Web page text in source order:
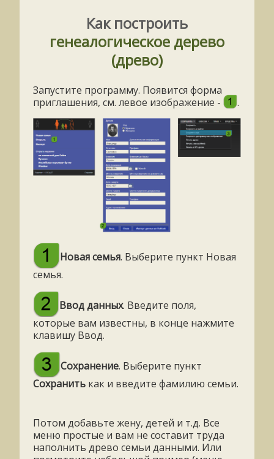
Как построить
генеалогическое дерево
(древо)
Запустите программу. Появится форма
приглашения, см. левое изображение -
.
Новая семья. Выберите пункт Новая
семья.
Ввод данных. Введите поля,
которые вам известны, в конце нажмите
клавишу Ввод.
Сохранение. Выберите пункт
Сохранить как и введите фамилию семьи.
Потом добавьте жену, детей и т.д. Все
меню простые и вам не составит труда
наполнить древо семьи данными. Или